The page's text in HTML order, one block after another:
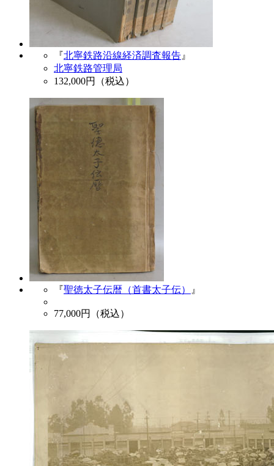
『北寧鉄路沿線経済調査報告 』
北寧鉄路管理局
132,000円（税込）
『聖徳太子伝暦（首書太子伝） 』
77,000円（税込）